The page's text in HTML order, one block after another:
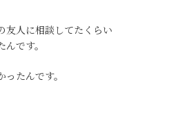
友人に相談してたくらい
です。
ったんです。